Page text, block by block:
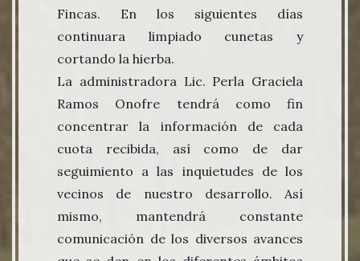
Fincas. En los siguientes días
continuara limpiado cunetas y
cortando la hierba.
La administradora Lic. Perla Graciela
Ramos Onofre tendrá como fin
concentrar la información de cada
cuota recibida, así como de dar
seguimiento a las inquietudes de los
vecinos de nuestro desarrollo. Así
mismo, mantendrá constante
comunicación de los diversos avances